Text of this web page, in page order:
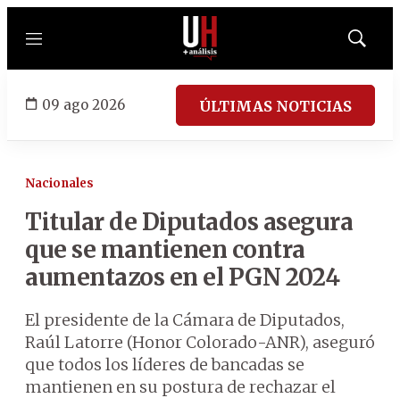
Menú
Mostrar
09 ago 2026 ÚLTIMAS NOTICIAS
Nacionales
Titular de Diputados asegura
que se mantienen contra
aumentazos en el PGN 2024
El presidente de la Cámara de Diputados,
Raúl Latorre (Honor Colorado-ANR), aseguró
que todos los líderes de bancadas se
mantienen en su postura de rechazar el